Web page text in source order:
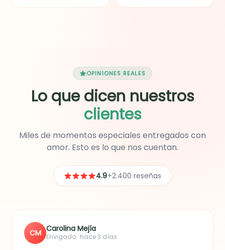
Bon Yurt Alpina con
un globo y un hermoso
mug con diseño de
Happy Birthday.
OPINIONES REALES
Lo que dicen nuestros
clientes
Miles de momentos especiales entregados con
amor. Esto es lo que nos cuentan.
4.9+2.400 reseñas
CM Carolina Mejía
Envigado · hace 3 días